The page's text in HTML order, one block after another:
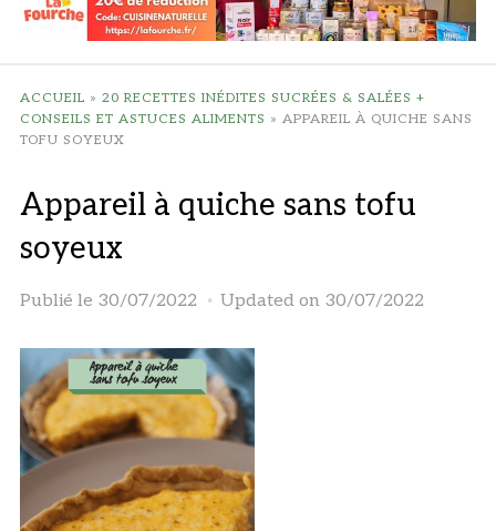
ACCUEIL » 20 RECETTES INÉDITES SUCRÉES & SALÉES +
CONSEILS ET ASTUCES ALIMENTS » APPAREIL À QUICHE SANS
TOFU SOYEUX
Appareil à quiche sans tofu
soyeux
Publié le 30/07/2022 Updated on 30/07/2022